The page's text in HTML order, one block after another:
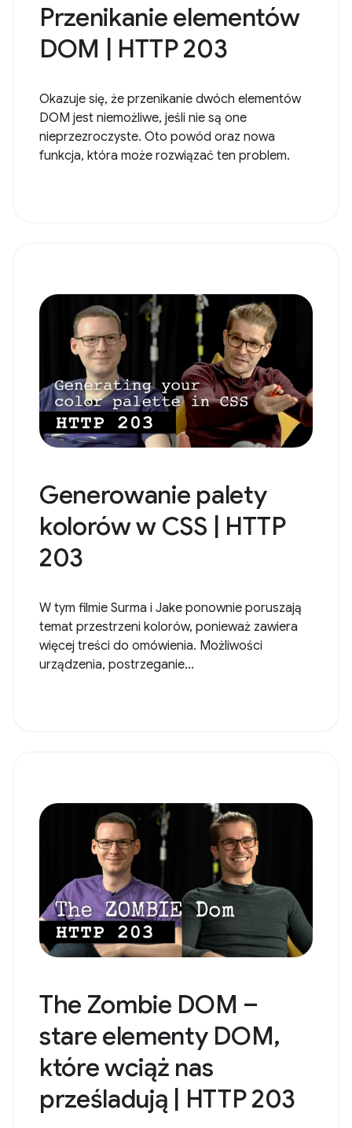
Przenikanie elementów
DOM | HTTP 203
Okazuje się, że przenikanie dwóch elementów
DOM jest niemożliwe, jeśli nie są one
nieprzezroczyste. Oto powód oraz nowa
funkcja, która może rozwiązać ten problem.
Generowanie palety
kolorów w CSS | HTTP
203
W tym filmie Surma i Jake ponownie poruszają
temat przestrzeni kolorów, ponieważ zawiera
więcej treści do omówienia. Możliwości
urządzenia, postrzeganie...
The Zombie DOM –
stare elementy DOM,
które wciąż nas
prześladują | HTTP 203